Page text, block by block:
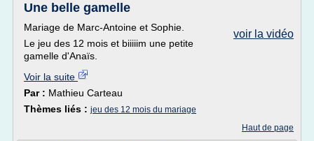
Une belle gamelle
voir la vidéo
Mariage de Marc-Antoine et Sophie.
Le jeu des 12 mois et biiiiim une petite
gamelle d'Anaïs.
Voir la suite
Par : Mathieu Carteau
Thèmes liés : jeu des 12 mois du mariage
Haut de page